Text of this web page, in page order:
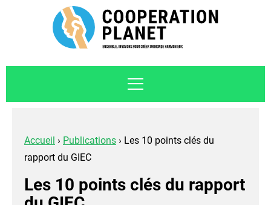
Accueil › Publications › Les 10 points clés du
rapport du GIEC
Les 10 points clés du rapport